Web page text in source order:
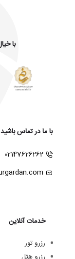
با
با ما در تماس باشید
02147626262
خدمات آنلاین
رزرو تور